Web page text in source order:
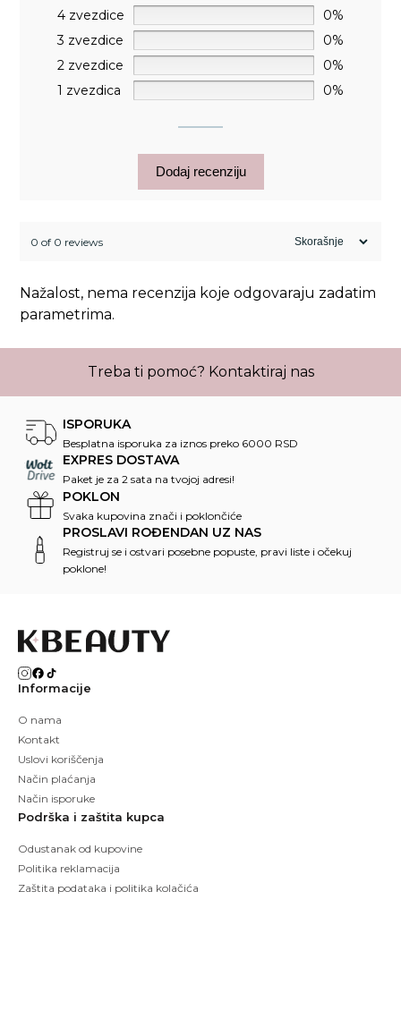
4 zvezdice
0%
3 zvezdice
0%
2 zvezdice
0%
1 zvezdica
0%
Dodaj recenziju
0 of 0 reviews
Nažalost, nema recenzija koje odgovaraju zadatim
parametrima.
Treba ti pomoć? Kontaktiraj nas
ISPORUKA
Besplatna isporuka za iznos preko 6000 RSD
EXPRES DOSTAVA
Paket je za 2 sata na tvojoj adresi!
POKLON
Svaka kupovina znači i poklončiće
PROSLAVI ROĐENDAN UZ NAS
Registruj se i ostvari posebne popuste, pravi liste i očekuj
poklone!
Informacije
O nama
Kontakt
Uslovi koriščenja
Način plaćanja
Način isporuke
Podrška i zaštita kupca
Odustanak od kupovine
Politika reklamacija
Zaštita podataka i politika kolačića